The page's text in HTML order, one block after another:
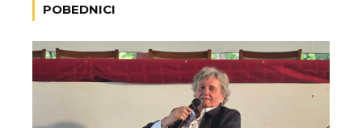
POBEDNICI